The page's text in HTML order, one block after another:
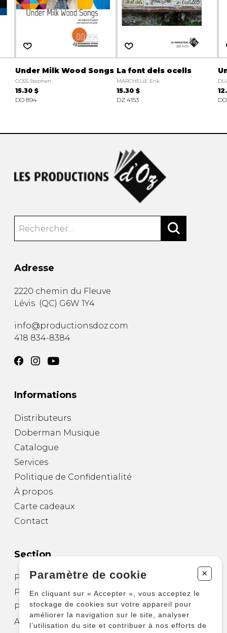
Under Milk Wood Songs
GOSS Stephen
15.30 $
DO 894
La font dels ocells
MARCHELIE Erik
15.30 $
DZ 4153
Adresse
2220 chemin du Fleuve
Lévis (QC) G6W 1Y4
info@productionsdoz.com
418 834-8384
Informations
Distributeurs
Doberman Musique
Catalogue
Services
Politique de Confidentialité
À propos
Carte cadeaux
Contact
Section
Partitions pour guitare
Partitions pour autres instruments
Partitions pour ensembles
Autres produits
Paramètre de cookie +
En cliquant sur « Accepter », vous acceptez le
stockage de cookies sur votre appareil pour
améliorer la navigation sur le site, analyser
l’utilisation du site et contribuer à nos efforts de